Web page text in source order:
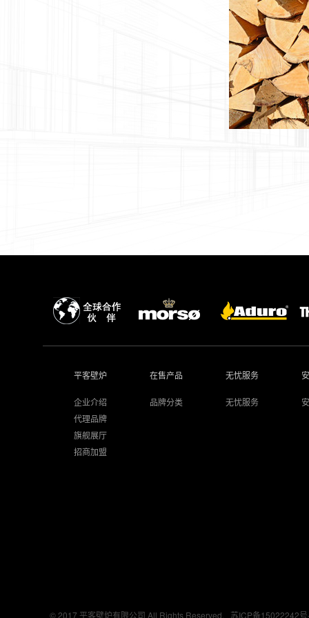
平客壁炉
企业介绍
代理品牌
旗舰展厅
招商加盟
在售产品
品牌分类
无忧服务
无忧服务
© 2017 平客壁炉有限公司 All Rights Reserved. 苏ICP备15022242